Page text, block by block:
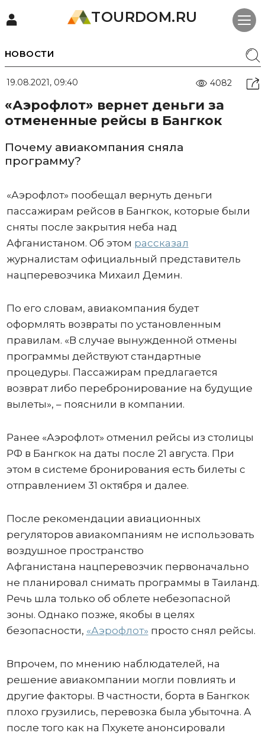
TOURDOM.RU
НОВОСТИ
19.08.2021, 09:40 4082
«Аэрофлот» вернет деньги за
отмененные рейсы в Бангкок
Почему авиакомпания сняла
программу?
«Аэрофлот» пообещал вернуть деньги
пассажирам рейсов в Бангкок, которые были
сняты после закрытия неба над
Афганистаном. Об этом рассказал
журналистам официальный представитель
нацперевозчика Михаил Демин.
По его словам, авиакомпания будет
оформлять возвраты по установленным
правилам. «В случае вынужденной отмены
программы действуют стандартные
процедуры. Пассажирам предлагается
возврат либо перебронирование на будущие
вылеты», – пояснили в компании.
Ранее «Аэрофлот» отменил рейсы из столицы
РФ в Бангкок на даты после 21 августа. При
этом в системе бронирования есть билеты с
отправлением 31 октября и далее.
После рекомендации авиационных
регуляторов авиакомпаниям не использовать
воздушное пространство
Афганистана нацперевозчик первоначально
не планировал снимать программы в Таиланд.
Речь шла только об облете небезопасной
зоны. Однако позже, якобы в целях
безопасности, «Аэрофлот» просто снял рейсы.
Впрочем, по мнению наблюдателей, на
решение авиакомпании могли повлиять и
другие факторы. В частности, борта в Бангкок
плохо грузились, перевозка была убыточна. А
после того как на Пхукете анонсировали